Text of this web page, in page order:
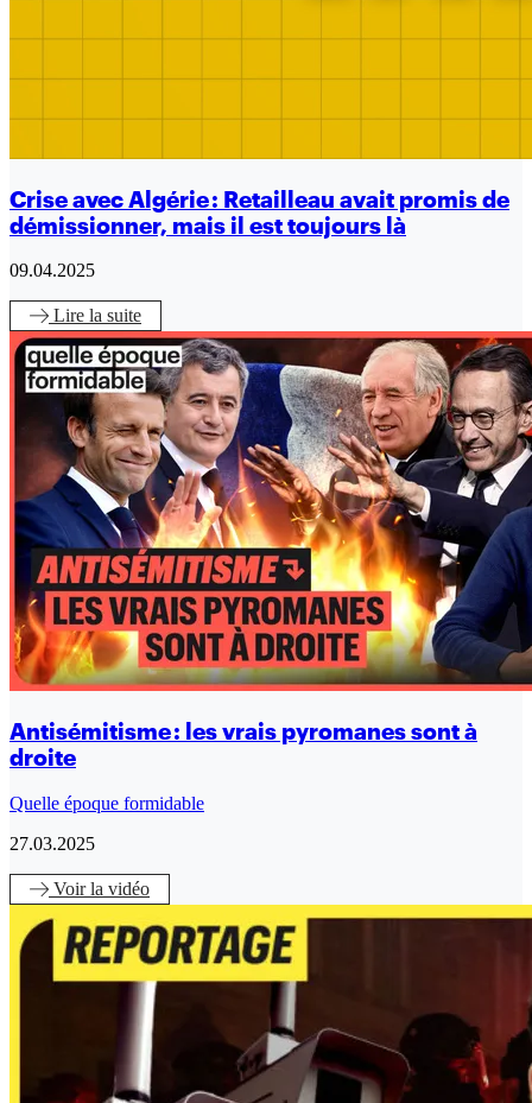
Crise avec Algérie : Retailleau avait promis de
démissionner, mais il est toujours là
09.04.2025
Lire la suite
Antisémitisme : les vrais pyromanes sont à
droite
Quelle époque formidable
27.03.2025
Voirla vidéo